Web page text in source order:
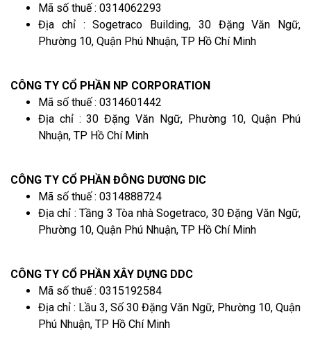
Mã số thuế : 0314062293
Địa chỉ : Sogetraco Building, 30 Đặng Văn Ngữ,
Phường 10, Quận Phú Nhuận, TP Hồ Chí Minh
CÔNG TY CỔ PHẦN NP CORPORATION
Mã số thuế : 0314601442
Địa chỉ : 30 Đặng Văn Ngữ, Phường 10, Quận Phú
Nhuận, TP Hồ Chí Minh
CÔNG TY CỔ PHẦN ĐÔNG DƯƠNG DIC
Mã số thuế : 0314888724
Địa chỉ : Tầng 3 Tòa nhà Sogetraco, 30 Đặng Văn Ngữ,
Phường 10, Quận Phú Nhuận, TP Hồ Chí Minh
CÔNG TY CỔ PHẦN XÂY DỰNG DDC
Mã số thuế : 0315192584
Địa chỉ : Lầu 3, Số 30 Đặng Văn Ngữ, Phường 10, Quận
Phú Nhuận, TP Hồ Chí Minh